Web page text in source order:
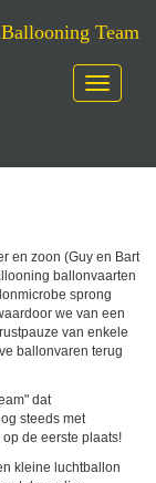
Team
Toggle
en zoon (Guy en Bart
ballonvaarten
sprong
we van een
van enkele
ballonvaren terug
dat
steeds met
de eerste plaats!
kleine luchtballon